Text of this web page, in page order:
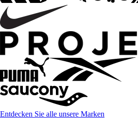
Entdecken Sie alle unsere Marken